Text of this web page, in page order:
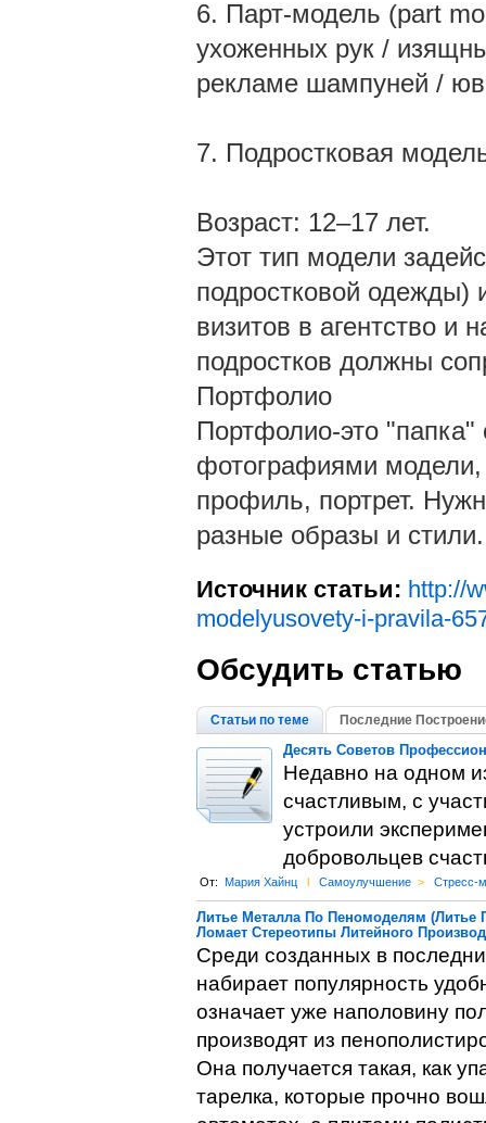
6. Парт-модель (part
ухоженных рук /
рекламе шампуней /
7. Подростковая
Возраст: 12–17 лет.
Этот тип модели
подростковой одежды)
визитов в агентство и
подростков должны
Портфолио
Портфолио-это
фотографиями
профиль, портрет.
разные образы и стили.
Источник статьи: http://
modelyusovety-i-pravila-
Обсудить статью
Статьи по теме Последние
Десять Советов
Недавно на одном
счастливым, с
устроили
добровольцев
От: Мария Хайнц l Самоулучшение > Стресс-
Литье Металла По Пеномоделям (Литье
Ломает Стереотипы Литейного
Среди созданных в
набирает популярность
означает уже наполовину
производят из
Она получается такая, как
тарелка, которые прочно